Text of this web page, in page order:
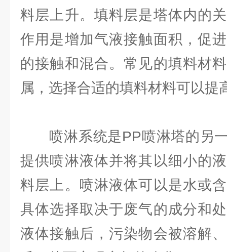
料层上升。填料层是塔体内的
作用是增加气液接触面积，促
的接触和混合。常见的填料材
属，选择合适的填料材料可以提
喷淋系统是PP喷淋塔的另一
提供喷淋液体并将其以细小的
料层上。喷淋液体可以是水或
具体选择取决于废气的成分和
液体接触后，污染物会被溶解